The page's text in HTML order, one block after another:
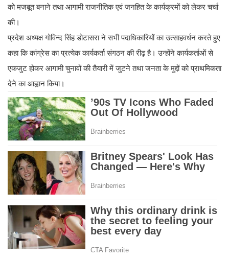
को मजबूत बनाने तथा आगामी राजनीतिक एवं जनहित के कार्यक्रमों को लेकर चर्चा
की।
प्रदेश अध्यक्ष गोविन्द सिंह डोटासरा ने सभी पदाधिकारियों का उत्साहवर्धन करते हुए
कहा कि कांग्रेस का प्रत्येक कार्यकर्ता संगठन की रीढ़ है। उन्होंने कार्यकर्ताओं से
एकजुट होकर आगामी चुनावों की तैयारी में जुटने तथा जनता के मुद्दों को प्राथमिकता
देने का आह्वान किया।